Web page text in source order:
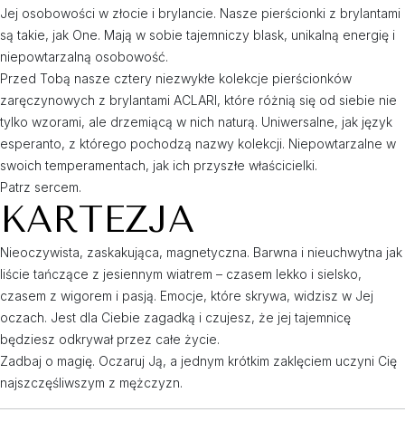
Jej osobowości w złocie i brylancie. Nasze pierścionki z brylantami
są takie, jak One. Mają w sobie tajemniczy blask, unikalną energię i
niepowtarzalną osobowość.
Przed Tobą nasze cztery niezwykłe kolekcje pierścionków
zaręczynowych z brylantami ACLARI, które różnią się od siebie nie
tylko wzorami, ale drzemiącą w nich naturą. Uniwersalne, jak język
esperanto, z którego pochodzą nazwy kolekcji. Niepowtarzalne w
swoich temperamentach, jak ich przyszłe właścicielki.
Patrz sercem.
KARTEZJA
Nieoczywista, zaskakująca, magnetyczna. Barwna i nieuchwytna jak
liście tańczące z jesiennym wiatrem – czasem lekko i sielsko,
czasem z wigorem i pasją. Emocje, które skrywa, widzisz w Jej
oczach. Jest dla Ciebie zagadką i czujesz, że jej tajemnicę
będziesz odkrywał przez całe życie.
Zadbaj o magię. Oczaruj Ją, a jednym krótkim zaklęciem uczyni Cię
najszczęśliwszym z mężczyzn.